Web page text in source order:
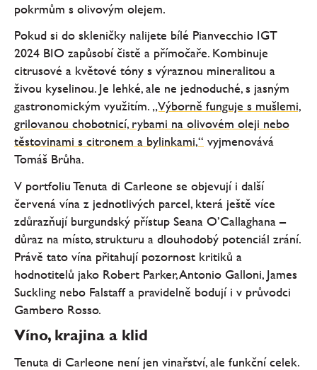
pokrmům s olivovým olejem.
Pokud si do skleničky nalijete bílé Pianvecchio IGT
2024 BIO zapůsobí čistě a přímočaře. Kombinuje
citrusové a květové tóny s výraznou mineralitou a
živou kyselinou. Je lehké, ale ne jednoduché, s jasným
gastronomickým využitím. „Výborně funguje s mušlemi,
grilovanou chobotnicí, rybami na olivovém oleji nebo
těstovinami s citronem a bylinkami,“ vyjmenovává
Tomáš Brůha.
V portfoliu Tenuta di Carleone se objevují i další
červená vína z jednotlivých parcel, která ještě více
zdůrazňují burgundský přístup Seana O’Callaghana –
důraz na místo, strukturu a dlouhodobý potenciál zrání.
Právě tato vína přitahují pozornost kritiků a
hodnotitelů jako Robert Parker, Antonio Galloni, James
Suckling nebo Falstaff a pravidelně bodují i v průvodci
Gambero Rosso.
Víno, krajina a klid
Tenuta di Carleone není jen vinařství, ale funkční celek.